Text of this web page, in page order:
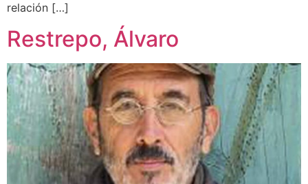
relación […]
Restrepo, Álvaro